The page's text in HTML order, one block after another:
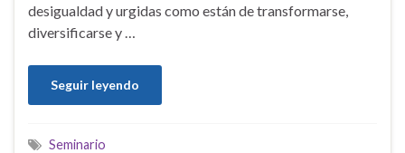
desigualdad y urgidas como están de transformarse,
diversificarse y …
Seguir leyendo
Seminario